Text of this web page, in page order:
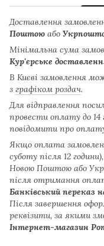
Доставлення
Поштою або
Мінімальна сума
Кур'єрське
В Києві замовлення
з графіком роздач.
Для відправлення
провести оплату до 14
повідомити про
Якщо оплата
суботу після 12
Новою Поштою або
після отримання
Банківський переказ
Після завершення
реквізити, за якими
Інтернет-магазин